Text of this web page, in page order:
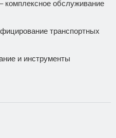
комплексное обслуживание
транспортных
и инструменты